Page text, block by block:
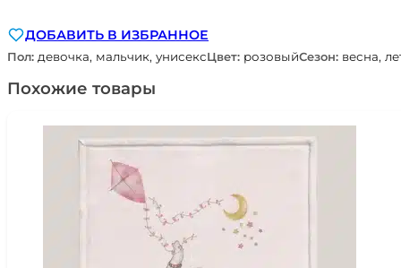
ДОБАВИТЬ В ИЗБРАННОЕ
Пол: девочка, мальчик, унисексЦвет: розовыйСезон: весна,
Похожие товары